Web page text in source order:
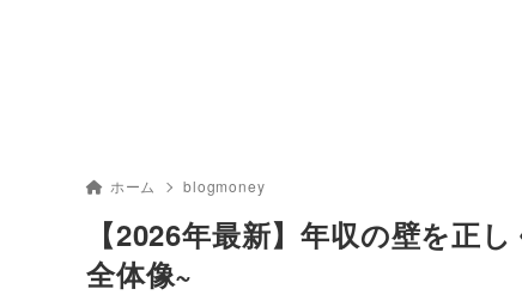
ホーム blogmoney
【2026年最新】年収の壁を正
全体像~